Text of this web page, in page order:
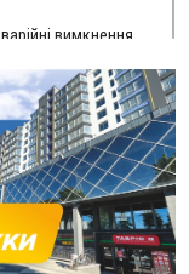
вимкнення
двох
гривень
який у Буковелі
тисяч
давньоруську
операцій